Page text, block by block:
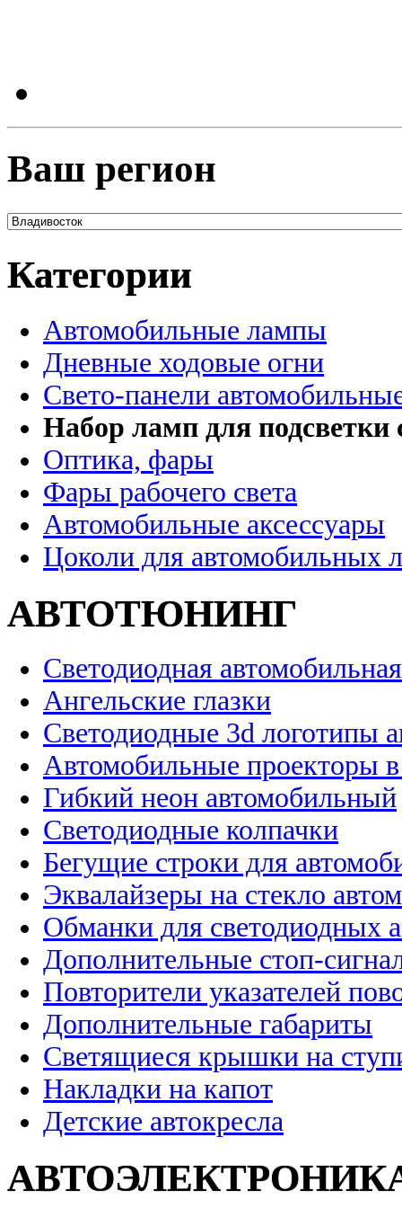
Ваш регион
Категории
Автомобильные лампы
Дневные ходовые огни
Свето-панели
Набор ламп для подсветки
Оптика, фары
Фары рабочего света
Автомобильные аксессуары
Цоколи для автомобильных
АВТОТЮНИНГ
Светодиодная
Ангельские глазки
Светодиодные 3d логотипы
Автомобильные проекторы
Гибкий неон автомобильный
Светодиодные колпачки
Бегущие строки для
Эквалайзеры на стекло
Обманки для светодиодных
Дополнительные стоп-
Повторители указателей
Дополнительные габариты
Светящиеся крышки на
Накладки на капот
Детские автокресла